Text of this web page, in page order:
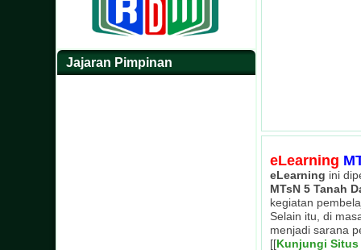
Jajaran Pimpinan
eLearning
eLearning ini
MTsN 5 Tanah
kegiatan
Selain itu, di
menjadi sarana
[[Kunjungi Situs